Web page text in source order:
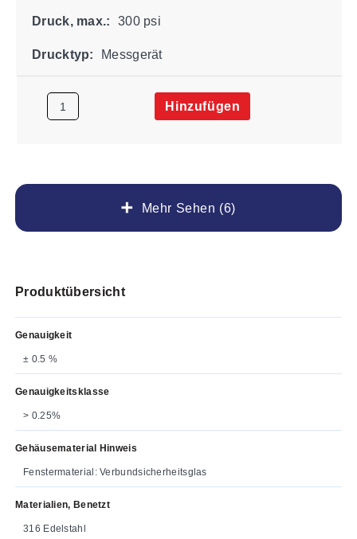
Mehr Sehen (6)
Druck, max.: 300 psi
Drucktyp: Messgerät
Hinzufügen
Produktübersicht
Genauigkeit
± 0.5 %
Genauigkeitsklasse
> 0.25%
Gehäusematerial Hinweis
Fenstermaterial: Verbundsicherheitsglas
Materialien, Benetzt
316 Edelstahl